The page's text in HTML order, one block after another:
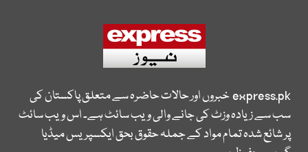
express.pkخبروں اور حالات حاضرہ سے متعلق پاکستان کی
سب سے زیادہ وزٹ کی جانے والی ویب سائٹ ہے۔ اس ویب سائٹ
پر شائع شدہ تمام مواد کے جملہ حقوق بحق ایکسپریس میڈیا